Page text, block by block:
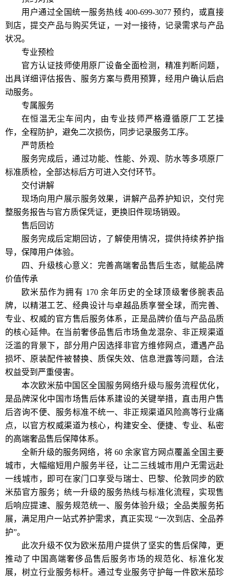
用户通过全国统一服务热线 400-699-3077 预约，或直接
到店，提交产品与购买凭证，一对一接待，记录需求与产品
状况。
专业预检
官方认证技师使用原厂设备全面检测，精准判断问题，
出具详细评估报告、服务方案与费用预算，经用户确认后启
动服务。
专属服务
在恒温无尘车间内，由专业技师严格遵循原厂工艺操
作，全程防护，避免二次损伤，同步记录服务工序。
严苛质检
服务完成后，通过功能、性能、外观、防水等多项原厂
标准质检，全部达标后方可进入交付环节。
交付讲解
现场向用户展示服务效果，讲解产品养护知识，交付完
整服务报告与官方质保凭证，更换旧件现场销毁。
售后回访
服务完成后定期回访，了解使用情况，提供持续养护指
导，保障用户体验。
四、升级核心意义：完善高端奢品售后生态，赋能品牌
价值传承
欧米茄作为拥有 170 余年历史的全球顶级奢侈腕表品
牌，以精湛工艺、经典设计与卓越品质享誉全球，而完善、
专业、权威的官方售后服务体系，正是品牌价值与产品品质
的核心延伸。在当前奢侈品售后市场鱼龙混杂、非正规渠道
泛滥的背景下，部分用户因选择非官方维修网点，遭遇产品
损坏、原装配件被替换、质保失效、信息泄露等问题，合法
权益受到严重侵害。
本次欧米茄中国区全国服务网络升级与服务流程优化，
是品牌深化中国市场售后体系建设的关键举措，直击用户售
后咨询不便、服务标准不统一、非正规渠道风险高等行业痛
点，以官方权威渠道为核心，构建安全、便捷、专业、私密
的高端奢品售后保障体系。
全新升级的服务网络，将 60 余家官方网点覆盖全国主要
城市，大幅缩短用户服务半径，让二三线城市用户无需远赴
一线城市，即可在家门口享受与瑞士、巴黎、伦敦同步的欧
米茄官方服务；统一升级的服务热线与标准化流程，实现售
后响应提速、服务规范统一、服务体验升级；全品类服务拓
展，满足用户一站式养护需求，真正实现 “一次到店、全品养
护”。
此次升级不仅为欧米茄用户提供了坚实的售后保障，更
推动了中国高端奢侈品售后服务市场的规范化、标准化发
展，树立行业服务标杆。通过专业服务守护每一件欧米茄珍